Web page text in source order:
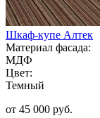
Шкаф-купе Алтек
Материал фасада:
МДФ
Цвет:
Темный
от 45 000 руб.